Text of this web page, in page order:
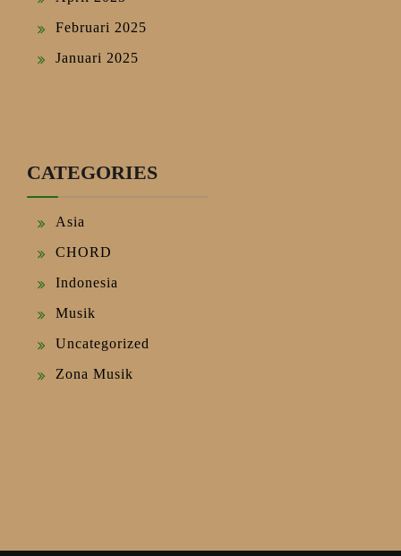
Februari 2025
Januari 2025
CATEGORIES
Asia
CHORD
Indonesia
Musik
Uncategorized
Zona Musik